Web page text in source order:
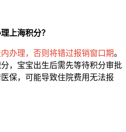
上海积分？
办理，否则将错过报销窗口期。
，宝宝出生后需先等待积分审批
保，可能导致住院费用无法报